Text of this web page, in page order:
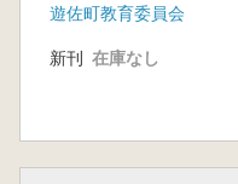
関する報告
遊佐町教育委員会
新刊 在庫なし